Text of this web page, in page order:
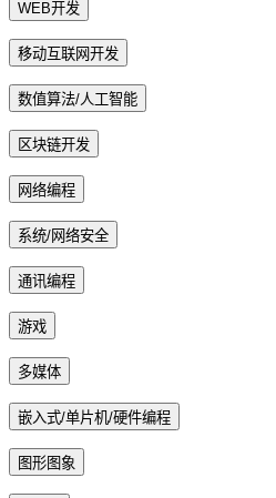
WEB开发
移动互联网开发
数值算法/人工智能
区块链开发
网络编程
系统/网络安全
通讯编程
游戏
多媒体
嵌入式/单片机/硬件编程
图形图象